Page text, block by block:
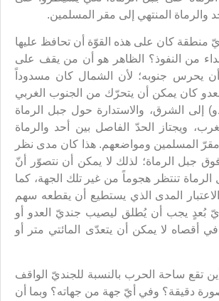
والرماة المنتهي إلى مقر المسلمين.
منطقة كان على هذه القوّة أن تحافظ عليها
من النفوذ؟ الظاهر هو أن من يقف على
يحرس جنوبه؛ لأن الشمال كان مسدوداً
كان يمكن أن يتحرّك من الجنوب الغربي
إلى الشرق، والاستدارة حول جبل الرماة
ويجتاز الحدّ الفاصل بين أحد والرماة
المسلمين ومواضعهم. هذا كان مدى نظر
جبل الرماة؛ لذلك لا يمكن أن نتصوّر أنّ
تنتظر هجوماً من غير تلك الجهة، كما
الاعتبار المدى الذي يستطيع أن يقطعه سهم
أيّ بُعدٍ يجب أن يُطلق ليصيب جنديّ العدو أو
أقصاه لا يمكن أن يتعدّى المائتي متر أو
تقع ساحة الحرب بالنسبة للجنديّ الواقف
دقيقة؟ وفي أيّ جهة من جهاته؟ وبما أن